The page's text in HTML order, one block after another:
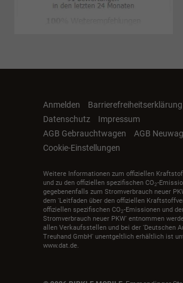
Anmelden
Barrierefreiheitserklärung
Datenschutz
Impressum
AGB Gebrauchtwagen
AGB
Cookie-Einstellungen
Weitere Informationen zum offiziellen
und zu den offiziellen spezifischen CO2-
gegebenenfalls zum Stromverbrauch neuer
dem 'Leitfaden über den offiziellen
offiziellen spezifischen CO2-Emissionen und
Stromverbrauch neuer PKW' entnommen
allen Verkaufsstellen und bei der 'Deutschen
Treuhand GmbH' unentgeltlich erhältlich ist
www.dat.de.